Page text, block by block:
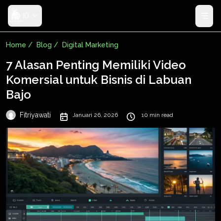
Home / Blog / Digital Marketing
7 Alasan Penting Memiliki Video
Komersial untuk Bisnis di Labuan
Bajo
Fitriyawati Januari 26, 2026 10 min read